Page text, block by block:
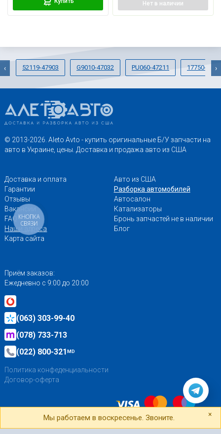
×
Мы работаем в воскресенье. Звоните.
Нет в наличии
52119-47903 G9010-47032 PU060-47211 17750-
‹ ›
© 2013-2026. Aleto Avto - купить оригинальные Б/У запчасти на
авто в Украине, цены. Доставка и продажа авто из США
Доставка и оплата
Гарантии
Отзывы
Вакансии
FAQ
Наши адреса
Карта сайта
Авто из США
Разборка автомобилей
Автосалон
Катализаторы
Бронь запчастей не в наличии
Блог
Приём заказов:
Ежедневно с 9:00 до 20:00
(063) 303-99-40
(078) 733-713
(022) 800-321MD
Политика конфеденциальности
Договор-оферта
КНОПКА
СВЯЗИ